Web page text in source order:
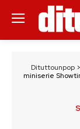
Dituttounpop >
miniserie